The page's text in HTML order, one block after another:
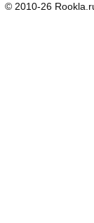
© 2010-26